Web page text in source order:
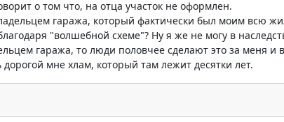
о том что, на отца участок не оформлен.
гаража, который фактически был моим всю
"волшебной схеме"? Ну я же не могу в
гаража, то люди половчее сделают это за меня
дорогой мне хлам, который там лежит десятки лет.